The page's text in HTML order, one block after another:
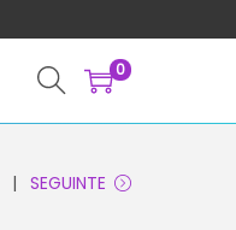
0
SEGUINTE